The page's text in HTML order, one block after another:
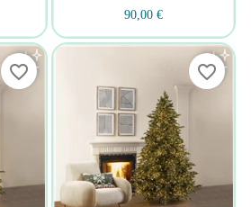
90,00 €
favorite_border favorite_border